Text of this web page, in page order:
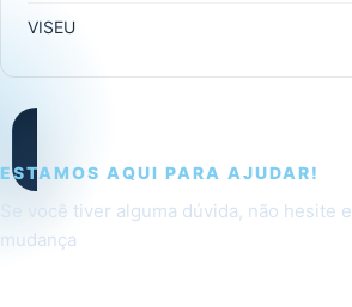
VISEU
ESTAMOS AQUI PARA AJUDAR!
Se você tiver alguma dúvida, não hesite
mudança